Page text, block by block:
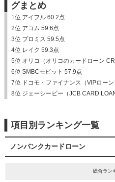
グまとめ
1位 アイフル 60.2点
2位 アコム 59.6点
3位 プロミス 59.5点
4位 レイク 59.3点
5位 オリコ（オリコのカードローン
6位 SMBCモビット 57.9点
7位 ドコモ・ファイナンス（VIPロー
8位 ジェーシービー（JCB CARD
項目別ランキング一覧
ノンバンクカードローン
総合ラン